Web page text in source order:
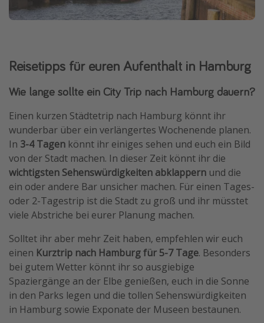
Reisetipps für euren Aufenthalt in Hamburg
Wie lange sollte ein City Trip nach Hamburg dauern?
Einen kurzen Städtetrip nach Hamburg könnt ihr
wunderbar über ein verlängertes Wochenende planen.
In 3-4 Tagen könnt ihr einiges sehen und euch ein Bild
von der Stadt machen. In dieser Zeit könnt ihr die
wichtigsten Sehenswürdigkeiten abklappern und die
ein oder andere Bar unsicher machen. Für einen Tages-
oder 2-Tagestrip ist die Stadt zu groß und ihr müsstet
viele Abstriche bei eurer Planung machen.
Solltet ihr aber mehr Zeit haben, empfehlen wir euch
einen Kurztrip nach Hamburg für 5-7 Tage. Besonders
bei gutem Wetter könnt ihr so ausgiebige
Spaziergänge an der Elbe genießen, euch in die Sonne
in den Parks legen und die tollen Sehenswürdigkeiten
in Hamburg sowie Exponate der Museen bestaunen.